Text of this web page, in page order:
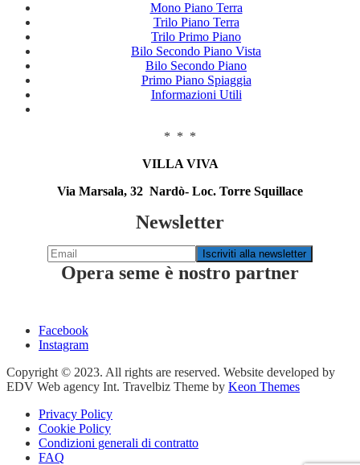
Mono Piano Terra
Trilo Piano Terra
Trilo Primo Piano
Bilo Secondo Piano Vista
Bilo Secondo Piano
Primo Piano Spiaggia
Informazioni Utili
* * *
VILLA VIVA
Via Marsala, 32 Nardò- Loc. Torre Squillace
Newsletter
Opera seme è nostro partner
Facebook
Instagram
Copyright © 2023. All rights are reserved. Website developed by
EDV Web agency Int. Travelbiz Theme by Keon Themes
Privacy Policy
Cookie Policy
Condizioni generali di contratto
FAQ